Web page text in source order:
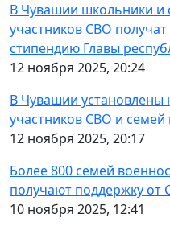
В Чувашии школьники и
участников СВО
стипендию Главы
12 ноября 2025, 20:24
В Чувашии установлены
участников СВО и
12 ноября 2025, 20:17
Более 800 семей
получают поддержку от
10 ноября 2025, 12:41